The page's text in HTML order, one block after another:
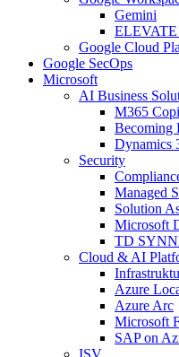
Gemini
ELEVATE
Google Cloud
Google SecOps
Microsoft
AI Business
M365
Becoming
Dynamics
Security
Managed
Solution
Microsoft
TD
Cloud & AI
Azure
Azure Arc
Microsoft
SAP on
ISV